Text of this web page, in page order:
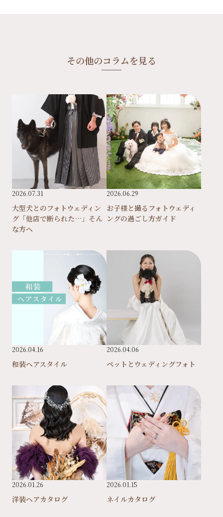
その他のコラムを見る
2026.07.31
大型犬とのフォトウェディン
グ「他店で断られた…」そん
な方へ
2026.06.29
お子様と撮るフォトウェディ
ングの過ごし方ガイド
2026.04.16
和装ヘアスタイル
2026.04.06
ペットとウェディングフォト
2026.01.26
洋装ヘアカタログ
2026.01.15
ネイルカタログ